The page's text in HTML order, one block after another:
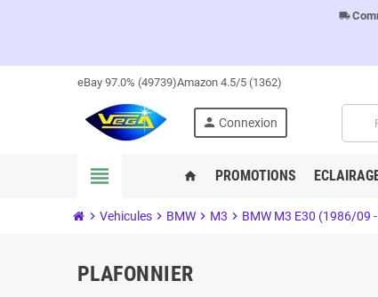
local_shipping
eBay 97.0% (49739)Amazon 4.5/5 (1362)
person Connexion
view_headline home PROMOTIONS
chevron_right Vehicules chevron_right BMW chevron_right M3 chevron_right BMW M3 E30 (1986/09
PLAFONNIER